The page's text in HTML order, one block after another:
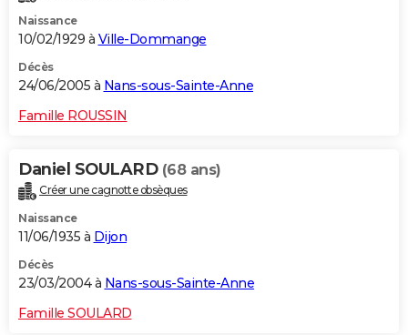
Naissance
10/02/1929 à Ville-Dommange
Décès
24/06/2005 à Nans-sous-Sainte-Anne
Famille ROUSSIN
Daniel SOULARD (68 ans)
Créer une cagnotte obsèques
Naissance
11/06/1935 à Dijon
Décès
23/03/2004 à Nans-sous-Sainte-Anne
Famille SOULARD